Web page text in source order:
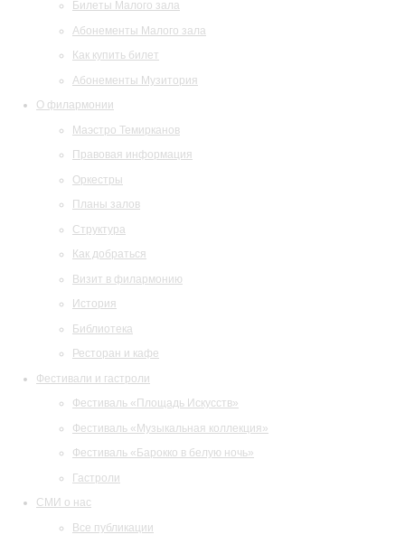
Билеты Малого зала
Абонементы Малого зала
Как купить билет
Абонементы Музитория
О филармонии
Маэстро Темирканов
Правовая информация
Оркестры
Планы залов
Структура
Как добраться
Визит в филармонию
История
Библиотека
Ресторан и кафе
Фестивали и гастроли
Фестиваль «Площадь Искусств»
Фестиваль «Музыкальная коллекция»
Фестиваль «Барокко в белую ночь»
Гастроли
СМИ о нас
Все публикации